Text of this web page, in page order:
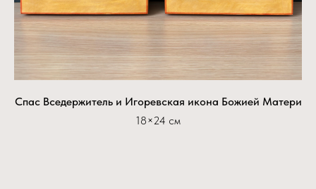
Спас Вседержитель и Игоревская икона Божией Матери
18×24 см